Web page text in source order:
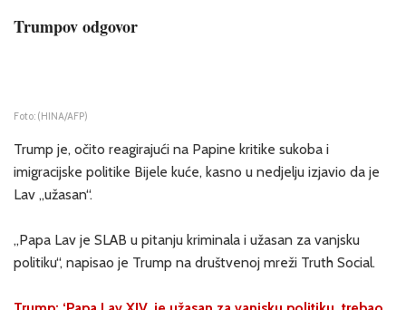
Trumpov odgovor
Foto: (HINA/AFP)
Trump je, očito reagirajući na Papine kritike sukoba i
imigracijske politike Bijele kuće, kasno u nedjelju izjavio da je
Lav „užasan“.
„Papa Lav je SLAB u pitanju kriminala i užasan za vanjsku
politiku“, napisao je Trump na društvenoj mreži Truth Social.